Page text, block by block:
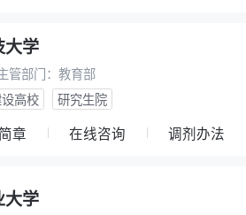
大学
管部门： 教育部
设高校
研究生院
章 在线咨询 调剂办法
大学